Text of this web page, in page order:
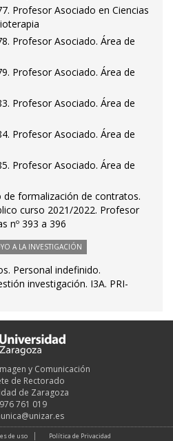
Profesor Asociado en Ciencias
Profesor Asociado. Área de
Profesor Asociado. Área de
Profesor Asociado. Área de
Profesor Asociado. Área de
Profesor Asociado. Área de
de formalización de contratos.
curso 2021/2022. Profesor
nº 393 a 396
A LA INVESTIGACIÓN
Personal indefinido.
investigación. I3A. PRI-
y Comunicación
de Rectorado
de Zaragoza
761 019
de uso Política de Privacidad